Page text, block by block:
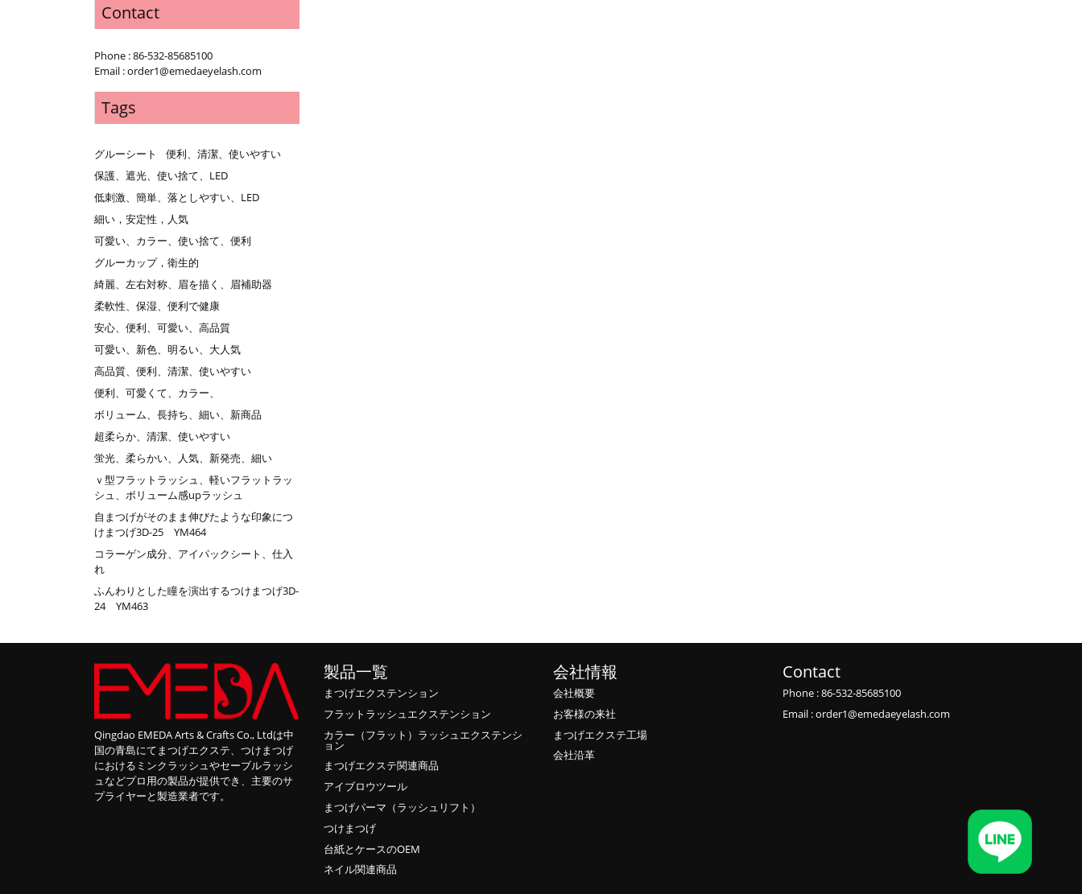
Contact
Phone : 86-532-85685100
Email : order1@emedaeyelash.com
Tags
グルーシート
便利、清潔、使いやすい
保護、遮光、使い捨て、LED
低刺激、簡単、落としやすい、LED
細い，安定性，人気
可愛い、カラー、使い捨て、便利
グルーカップ，衛生的
綺麗、左右対称、眉を描く、眉補助器
柔軟性、保湿、便利で健康
安心、便利、可愛い、高品質
可愛い、新色、明るい、大人気
高品質、便利、清潔、使いやすい
便利、可愛くて、カラー、
ボリューム、長持ち、細い、新商品
超柔らか、清潔、使いやすい
蛍光、柔らかい、人気、新発売、細い
ｖ型フラットラッシュ、軽いフラットラッ
シュ、ボリューム感upラッシュ
自まつげがそのまま伸びたような印象につ
けまつげ3D-25 YM464
コラーゲン成分、アイパックシート、仕入
れ
ふんわりとした瞳を演出するつけまつげ3D-
24 YM463
Qingdao EMEDA Arts & Crafts Co., Ltdは中
国の青島にてまつげエクステ、つけまつげ
におけるミンクラッシュやセーブルラッシ
ュなどプロ用の製品が提供でき、主要のサ
プライヤーと製造業者です。
製品一覧
まつげエクステンション
フラットラッシュエクステンション
カラー（フラット）ラッシュエクステンシ
ョン
まつげエクステ関連商品
アイブロウツール
まつげパーマ（ラッシュリフト）
つけまつげ
台紙とケースのOEM
ネイル関連商品
会社情報
会社概要
お客様の来社
まつげエクステ工場
会社沿革
Contact
Phone : 86-532-85685100
Email : order1@emedaeyelash.com